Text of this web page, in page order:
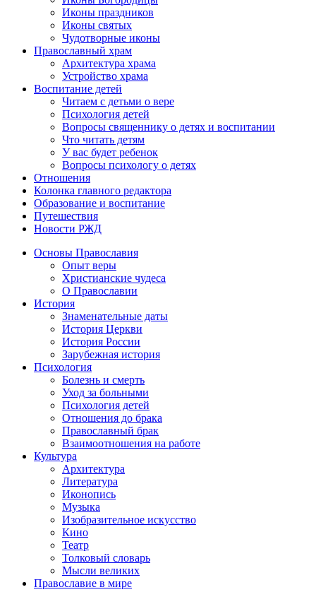
Иконы праздников
Иконы святых
Чудотворные иконы
Православный храм
Архитектура храма
Устройство храма
Воспитание детей
Читаем с детьми о вере
Психология детей
Вопросы священнику о детях и воспитании
Что читать детям
У вас будет ребенок
Вопросы психологу о детях
Отношения
Колонка главного редактора
Образование и воспитание
Путешествия
Новости РЖД
Основы Православия
Опыт веры
Христианские чудеса
О Православии
История
Знаменательные даты
История Церкви
История России
Зарубежная история
Психология
Болезнь и смерть
Уход за больными
Психология детей
Отношения до брака
Православный брак
Взаимоотношения на работе
Культура
Архитектура
Литература
Иконопись
Музыка
Изобразительное искусство
Кино
Театр
Толковый словарь
Мысли великих
Православие в мире